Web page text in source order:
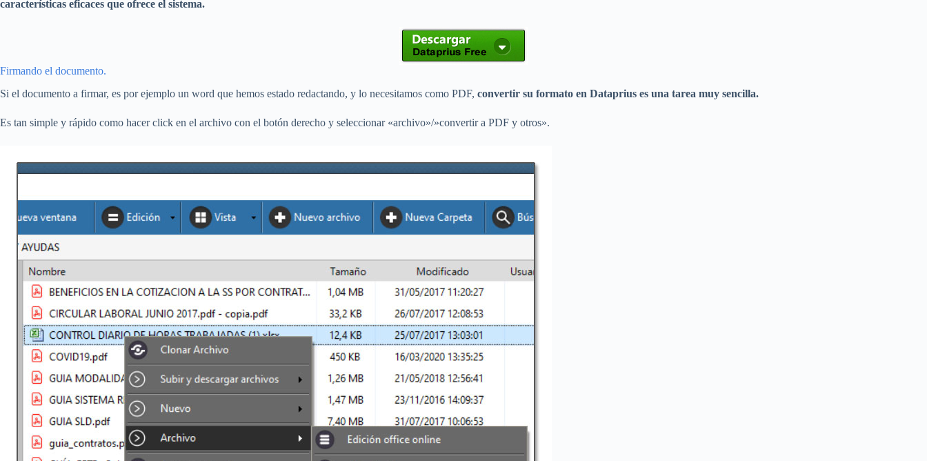
características eficaces que ofrece el sistema.
Firmando el documento.
Si el documento a firmar, es por ejemplo un word que hemos estado redactando, y lo necesitamos como PDF, convertir su formato en Dataprius es una tarea muy sencilla.
Es tan simple y rápido como hacer click en el archivo con el botón derecho y seleccionar «archivo»/»convertir a PDF y otros».